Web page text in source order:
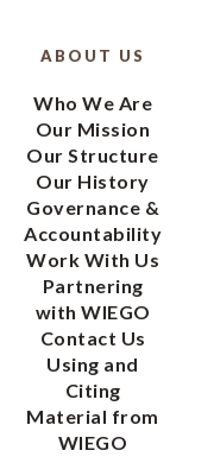
ABOUT US
Who We Are
Our Mission
Our Structure
Our History
Governance &
Accountability
Work With Us
Partnering
with WIEGO
Contact Us
Using and
Citing
Material from
WIEGO